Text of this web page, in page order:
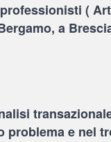
(
a
e nel